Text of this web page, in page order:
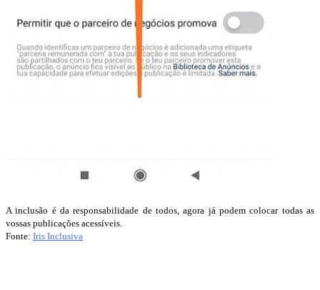
A inclusão é da responsabilidade de todos, agora já podem colocar todas as
vossas publicações acessíveis.
Fonte: Iris Inclusiva